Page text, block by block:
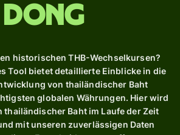
Dong
historischen THB-Wechselkursen?
Tool bietet detaillierte Einblicke in die
von thailändischer Baht
globalen Währungen. Hier wird
thailändischer Baht im Laufe der Zeit
mit unseren zuverlässigen Daten